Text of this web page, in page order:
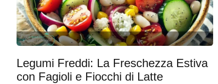
Legumi Freddi: La Freschezza Estiva
con Fagioli e Fiocchi di Latte